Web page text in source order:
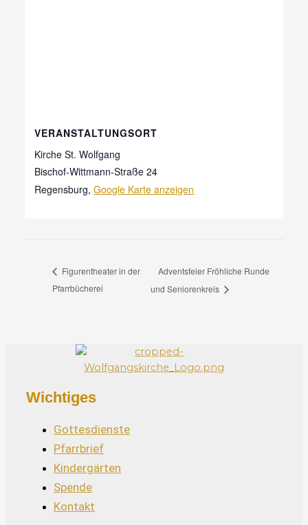
VERANSTALTUNGSORT
Kirche St. Wolfgang
Bischof-Wittmann-Straße 24
Regensburg, Google Karte anzeigen
Figurentheater in der
Pfarrbücherei
Adventsfeier Fröhliche Runde
und Seniorenkreis
Wichtiges
Gottesdienste
Pfarrbrief
Kindergärten
Spende
Kontakt